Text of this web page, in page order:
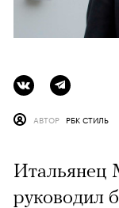
АВТОР РБК СТИЛЬ
Итальянец
руководил